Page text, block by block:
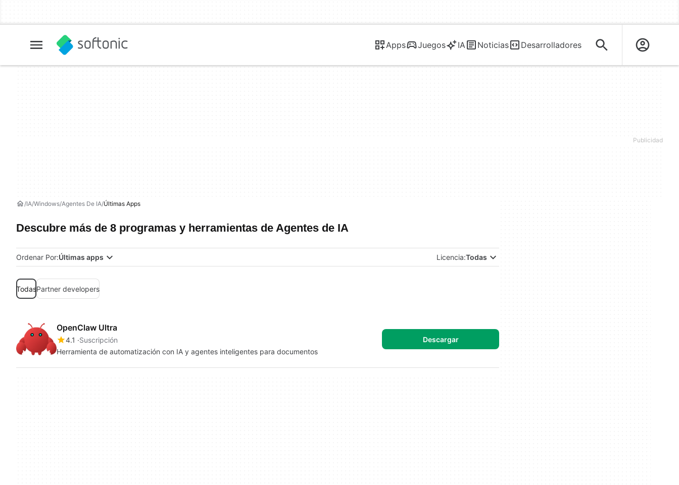
Apps Juegos IA Noticias Desarrolladores
IA Windows Agentes De IA Últimas Apps
Descubre más de 8 programas y herramientas de Agentes de IA
Ordenar Por:Últimas apps Licencia:Todas
TodasPartner developers
OpenClaw Ultra
4.1
Suscripción
Herramienta de automatización con IA y agentes inteligentes para documentos
Descargar